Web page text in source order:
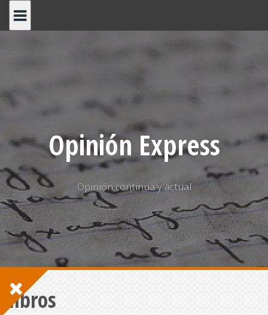
Opinión Express
Opinión continua y actual
libros